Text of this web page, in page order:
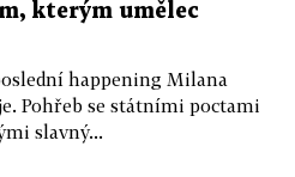
kterým umělec
happening Milana
Pohřeb se státními poctami
slavný...